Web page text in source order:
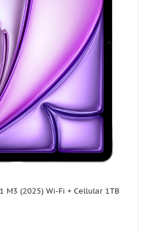
M3 (2025) Wi-Fi + Cellular 1TB